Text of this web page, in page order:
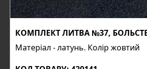
КОМПЛЕКТ ЛИТВА №37,
Матеріал - латунь. Колір жовтий